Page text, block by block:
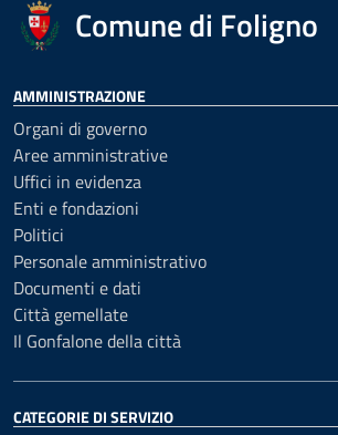
Comune di Foligno
AMMINISTRAZIONE
Organi di governo
Aree amministrative
Uffici in evidenza
Enti e fondazioni
Politici
Personale amministrativo
Documenti e dati
Città gemellate
Il Gonfalone della città
CATEGORIE DI SERVIZIO